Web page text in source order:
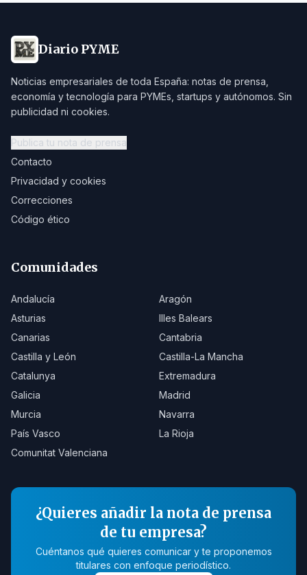
Diario PYME
Noticias empresariales de toda España: notas de prensa,
economía y tecnología para PYMEs, startups y autónomos. Sin
publicidad ni cookies.
Publica tu nota de prensa
Contacto
Privacidad y cookies
Correcciones
Código ético
Comunidades
Andalucía
Aragón
Asturias
Illes Balears
Canarias
Cantabria
Castilla y León
Castilla-La Mancha
Catalunya
Extremadura
Galicia
Madrid
Murcia
Navarra
País Vasco
La Rioja
Comunitat Valenciana
¿Quieres añadir la nota de prensa
de tu empresa?
Cuéntanos qué quieres comunicar y te proponemos
titulares con enfoque periodístico.